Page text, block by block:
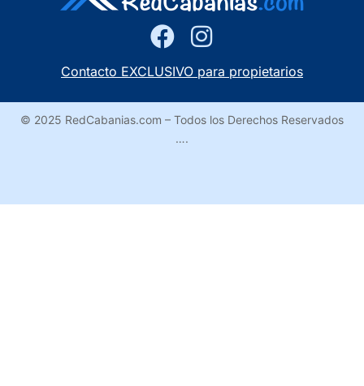
Contacto EXCLUSIVO para propietarios
© 2025 RedCabanias.com – Todos los Derechos Reservados
….